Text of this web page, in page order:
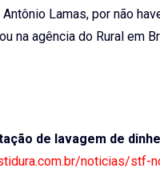
Lamas, por não
na agência do Rural em
de lavagem de
noticias/stf-